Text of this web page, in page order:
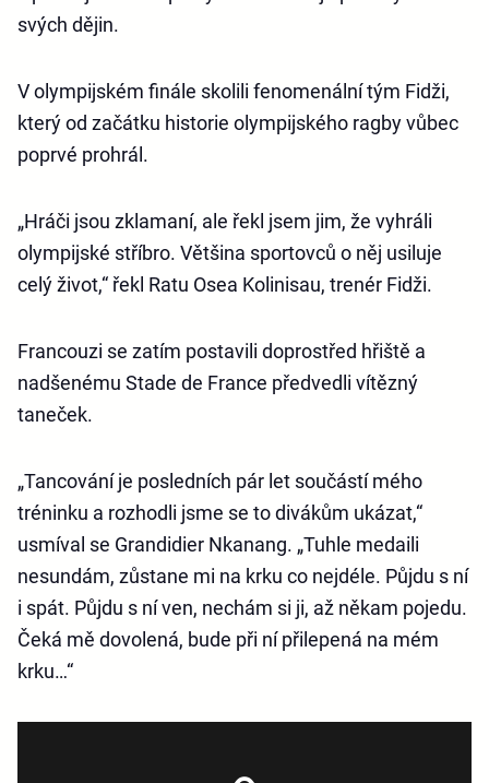
svých dějin.
V olympijském finále skolili fenomenální tým Fidži,
který od začátku historie olympijského ragby vůbec
poprvé prohrál.
„Hráči jsou zklamaní, ale řekl jsem jim, že vyhráli
olympijské stříbro. Většina sportovců o něj usiluje
celý život,“ řekl Ratu Osea Kolinisau, trenér Fidži.
Francouzi se zatím postavili doprostřed hřiště a
nadšenému Stade de France předvedli vítězný
taneček.
„Tancování je posledních pár let součástí mého
tréninku a rozhodli jsme se to divákům ukázat,“
usmíval se Grandidier Nkanang. „Tuhle medaili
nesundám, zůstane mi na krku co nejdéle. Půjdu s ní
i spát. Půjdu s ní ven, nechám si ji, až někam pojedu.
Čeká mě dovolená, bude při ní přilepená na mém
krku…“